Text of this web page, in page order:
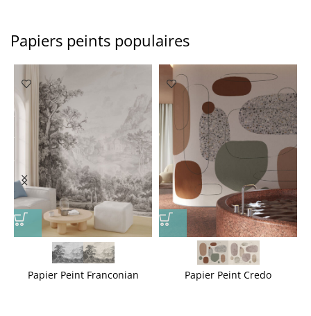
Papiers peints populaires
Papier Peint Franconian Papier Peint Credo